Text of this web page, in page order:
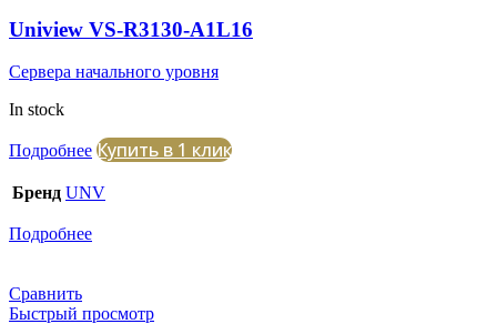
Uniview VS-R3130-A1L16
Сервера начального уровня
In stock
Подробнее Купить в 1 клик
Бренд UNV
Подробнее
Сравнить
Быстрый просмотр